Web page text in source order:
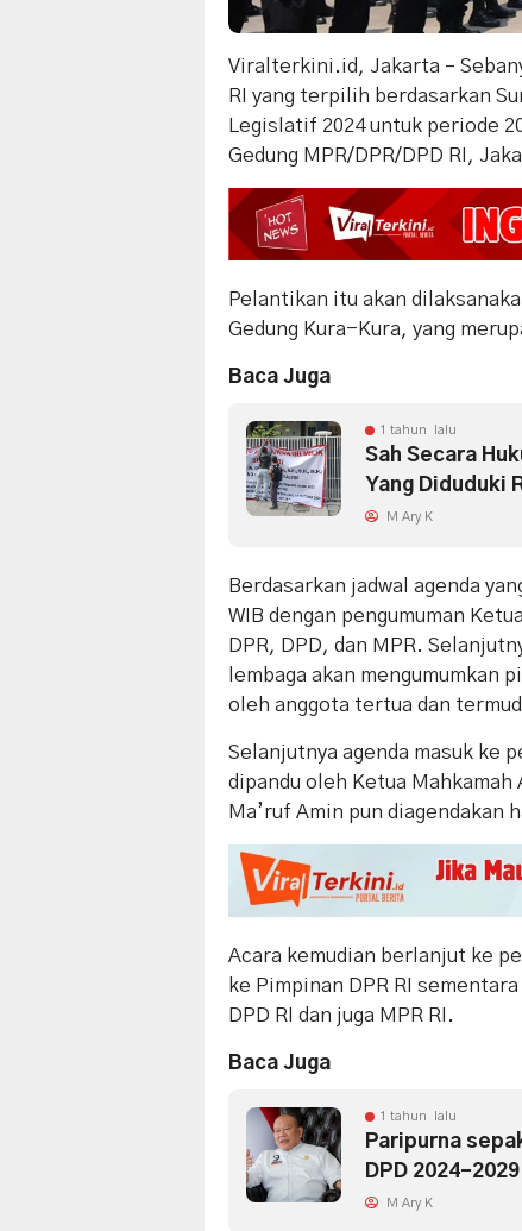
Viralterkini.id, Jakarta –
RI yang terpilih berdasarkan
Legislatif 2024 untuk periode
Gedung MPR/DPR/DPD RI,
Pelantikan itu akan
Gedung Kura-Kura, yang
Baca Juga
1 tahun lalu
Sah Secara
Yang Diduduki
M Ary K
Berdasarkan jadwal agenda
WIB dengan pengumuman
DPR, DPD, dan MPR.
lembaga akan mengumumkan
oleh anggota tertua dan
Selanjutnya agenda masuk ke
dipandu oleh Ketua
Ma’ruf Amin pun diagendakan
Acara kemudian berlanjut ke
ke Pimpinan DPR RI
DPD RI dan juga MPR RI.
Baca Juga
1 tahun lalu
Paripurna
DPD 2024-2029
M Ary K